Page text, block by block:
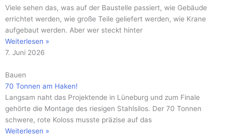
Viele sehen das, was auf der Baustelle passiert, wie Gebäude
errichtet werden, wie große Teile geliefert werden, wie Krane
aufgebaut werden. Aber wer steckt hinter
Weiterlesen »
7. Juni 2026
Bauen
70 Tonnen am Haken!
Langsam naht das Projektende in Lüneburg und zum Finale
gehörte die Montage des riesigen Stahlsilos. Der 70 Tonnen
schwere, rote Koloss musste präzise auf das
Weiterlesen »